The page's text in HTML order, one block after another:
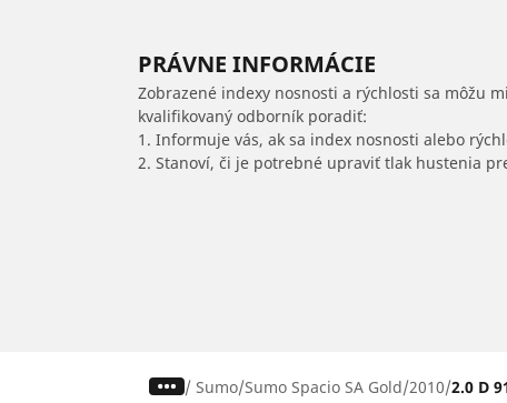
PRÁVNE INFORMÁCIE
Zobrazené indexy nosnosti a rýchlosti sa môžu
kvalifikovaný odborník poradiť:
1. Informuje vás, ak sa index nosnosti alebo
2. Stanoví, či je potrebné upraviť tlak hustenia
/ Sumo Sumo Spacio SA Gold 2010 2.0 D